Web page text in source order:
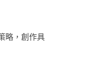
略，創作具